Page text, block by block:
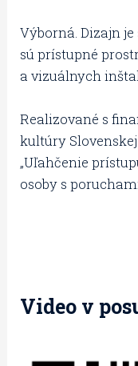
Výborná. Dizajn
sú prístupné
a vizuálnych
Realizované s
kultúry
„Uľahčenie
osoby s
Video v